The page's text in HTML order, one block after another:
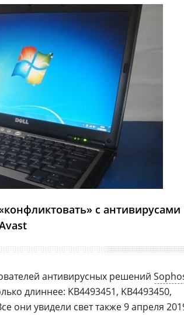
с антивирусами
антивирусных решений
длиннее: KB4493451, KB4493450,
они увидели свет также 9 апреля